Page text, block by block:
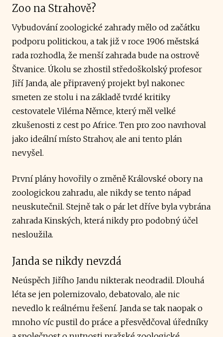
Zoo na Strahově?
Vybudování zoologické zahrady mělo od začátku
podporu politickou, a tak již v roce 1906 městská
rada rozhodla, že menší zahrada bude na ostrově
Štvanice. Úkolu se zhostil středoškolský profesor
Jiří Janda, ale připravený projekt byl nakonec
smeten ze stolu i na základě tvrdé kritiky
cestovatele Viléma Němce, který měl velké
zkušenosti z cest po Africe. Ten pro zoo navrhoval
jako ideální místo Strahov, ale ani tento plán
nevyšel.
První plány hovořily o změně Královské obory na
zoologickou zahradu, ale nikdy se tento nápad
neuskutečnil. Stejně tak o pár let dříve byla vybrána
zahrada Kinských, která nikdy pro podobný účel
nesloužila.
Janda se nikdy nevzdá
Neúspěch Jiřího Jandu nikterak neodradil. Dlouhá
léta se jen polemizovalo, debatovalo, ale nic
nevedlo k reálnému řešení. Janda se tak naopak o
mnoho víc pustil do práce a přesvědčoval úředníky